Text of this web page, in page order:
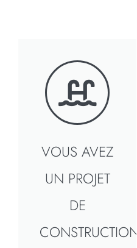
VOUS AVEZ
UN PROJET
DE
CONSTRUCTION